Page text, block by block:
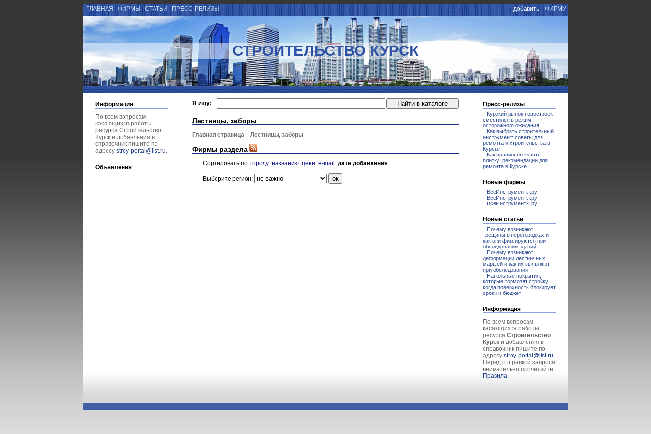
ГЛАВНАЯ ФИРМЫ СТАТЬИ ПРЕСС-РЕЛИЗЫ добавить ФИРМУ
СТРОИТЕЛЬСТВО КУРСК
Информация
По всем вопросам
касающихся работы
ресурса Строительство
Курск и добавления в
справочник пишите по
адресу stroy-portal@list.ru.
Объявления
Я ищу:
Лестницы, заборы
Главная страница Лестницы, заборы
Фирмы раздела
Сортировать по: городу названию цене e-mail дате добавления
Выберите регион:
Пресс-релизы
Курский рынок новостроек
сместился в режим
осторожного ожидания
Как выбрать строительный
инструмент: советы для
ремонта и строительства в
Курске
Как правильно класть
плитку: рекомендации для
ремонта в Курске
Новые фирмы
ВсеИнструменты.ру
ВсеИнструменты.ру
ВсеИнструменты.ру
Новые статьи
Почему возникают
трещины в перегородках и
как они фиксируются при
обследовании зданий
Почему возникают
деформации лестничных
маршей и как их выявляют
при обследовании
Напольные покрытия,
которые тормозят стройку:
когда поверхность блокирует
сроки и бюджет
Информация
По всем вопросам
касающихся работы
ресурса Строительство
Курск и добавления в
справочник пишите по
адресу stroy-portal@list.ru.
Перед отправкой запроса
внимательно прочитайте
Правила.